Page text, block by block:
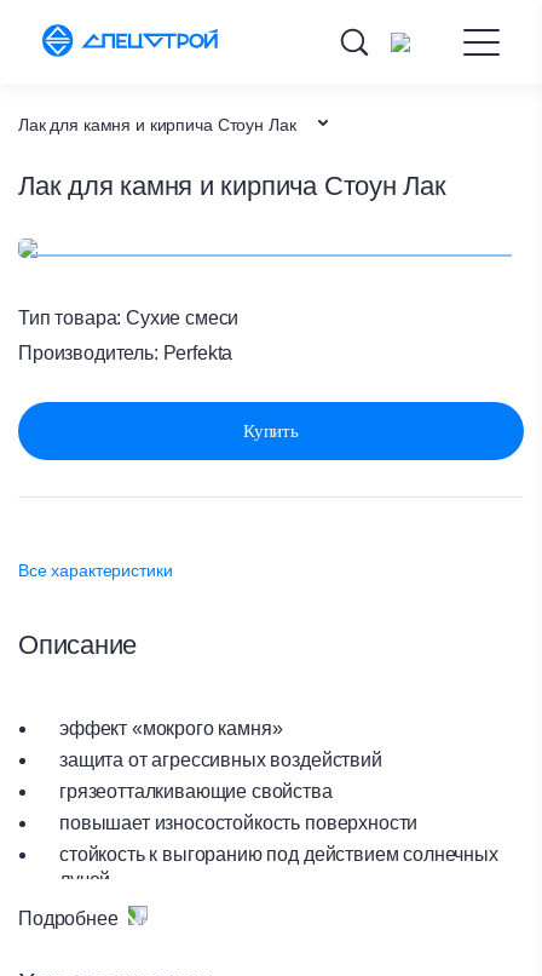
Лак для камня и кирпича Стоун Лак
Каталог товаров
Лак для камня и кирпича Стоун Лак
Тип товара: Сухие смеси
Производитель: Perfekta
Купить
Все характеристики
Описание
эффект «мокрого камня»
защита от агрессивных воздействий
грязеотталкивающие свойства
повышает износостойкость поверхности
стойкость к выгоранию под действием солнечных
лучей
Высококачественный однокомпонентный акриловый лак
Подробнее